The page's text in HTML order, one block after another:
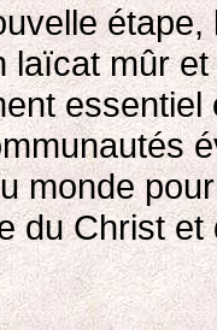
laïcat mûr
monde
du Christ